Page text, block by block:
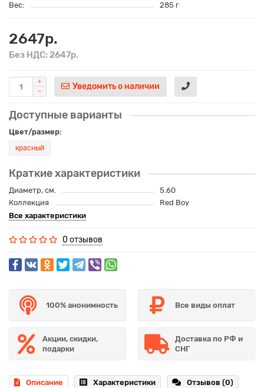
Вес:
285 г
2647р.
Без НДС: 2647р.
Уведомить о наличии
Доступные варианты
Цвет/размер:
красный
Краткие характеристики
Диаметр, см.
5.60
Коллекция
Red Boy
Все характеристики
0 отзывов
100% анонимность Все виды оплат
Акции, скидки,
подарки
Доставка по РФ и
СНГ
Описание Характеристики Отзывов (0)